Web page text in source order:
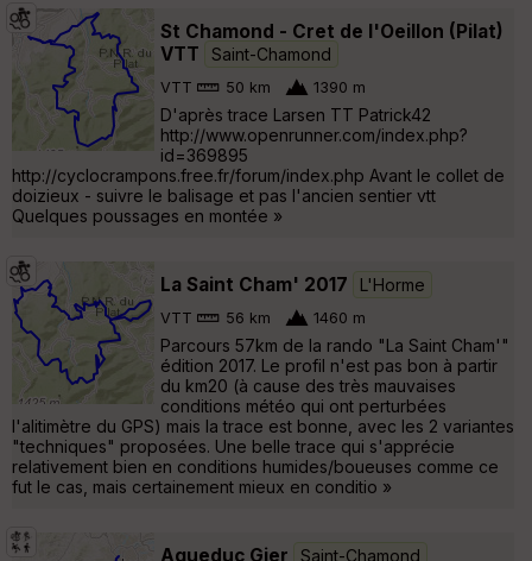
St Chamond - Cret de l'Oeillon (Pilat)
VTT
Saint-Chamond
VTT 50 km 1390 m
D'après trace Larsen TT Patrick42
http://www.openrunner.com/index.php?
id=369895
http://cyclocrampons.free.fr/forum/index.php Avant le collet de
doizieux - suivre le balisage et pas l'ancien sentier vtt
Quelques poussages en montée »
La Saint Cham' 2017 L'Horme
VTT 56 km 1460 m
Parcours 57km de la rando "La Saint Cham'"
édition 2017. Le profil n'est pas bon à partir
du km20 (à cause des très mauvaises
conditions météo qui ont perturbées
l'alitimètre du GPS) mais la trace est bonne, avec les 2 variantes
"techniques" proposées. Une belle trace qui s'apprécie
relativement bien en conditions humides/boueuses comme ce
fut le cas, mais certainement mieux en conditio »
Aqueduc Gier Saint-Chamond